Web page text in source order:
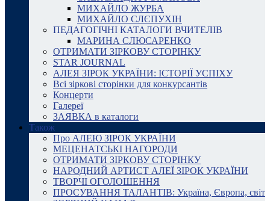
МИХАЙЛО ЖУРБА
МИХАЙЛО СЛЄПУХІН
ПЕДАГОГІЧНІ КАТАЛОГИ ВЧИТЕЛІВ
МАРИНА СЛЮСАРЕНКО
ОТРИМАТИ ЗІРКОВУ СТОРІНКУ
STAR JOURNAL
АЛЕЯ ЗІРОК УКРАЇНИ: ІСТОРІЇ УСПІХУ
Всі зіркові сторінки для конкурсантів
Концерти
Галереї
ЗАЯВКА в каталоги
Також
Про АЛЕЮ ЗІРОК УКРАЇНИ
МЕЦЕНАТСЬКІ НАГОРОДИ
ОТРИМАТИ ЗІРКОВУ СТОРІНКУ
НАРОДНИЙ АРТИСТ АЛЕЇ ЗІРОК УКРАЇНИ
ТВОРЧІ ОГОЛОШЕННЯ
ПРОСУВАННЯ ТАЛАНТІВ: Україна, Європа, світ